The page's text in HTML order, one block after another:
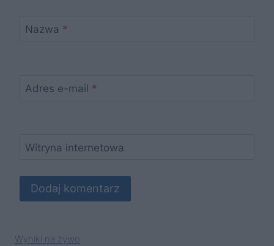
Nazwa *
Adres e-mail *
Witryna internetowa
Wyniki na żywo